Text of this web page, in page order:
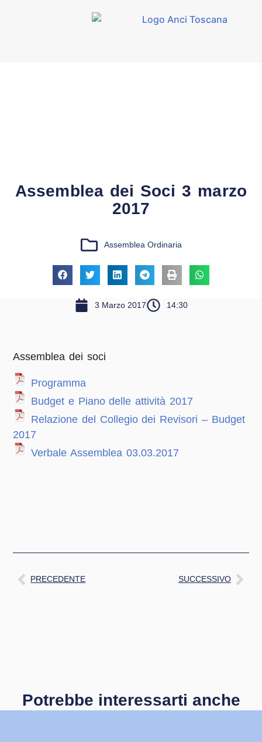
Assemblea dei Soci 3 marzo
2017
Assemblea Ordinaria
3 Marzo 2017 14:30
Assemblea dei soci
Programma
Budget e Piano delle attività 2017
Relazione del Collegio dei Revisori – Budget
2017
Verbale Assemblea 03.03.2017
PRECEDENTE SUCCESSIVO
Potrebbe interessarti anche